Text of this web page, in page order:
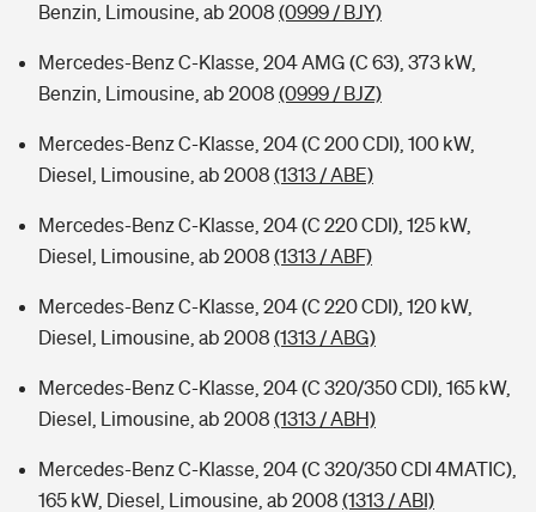
Benzin, Limousine, ab 2008 (0999 / BJY)
Mercedes-Benz C-Klasse, 204 AMG (C 63), 373 kW,
Benzin, Limousine, ab 2008 (0999 / BJZ)
Mercedes-Benz C-Klasse, 204 (C 200 CDI), 100 kW,
Diesel, Limousine, ab 2008 (1313 / ABE)
Mercedes-Benz C-Klasse, 204 (C 220 CDI), 125 kW,
Diesel, Limousine, ab 2008 (1313 / ABF)
Mercedes-Benz C-Klasse, 204 (C 220 CDI), 120 kW,
Diesel, Limousine, ab 2008 (1313 / ABG)
Mercedes-Benz C-Klasse, 204 (C 320/350 CDI), 165 kW,
Diesel, Limousine, ab 2008 (1313 / ABH)
Mercedes-Benz C-Klasse, 204 (C 320/350 CDI 4MATIC),
165 kW, Diesel, Limousine, ab 2008 (1313 / ABI)